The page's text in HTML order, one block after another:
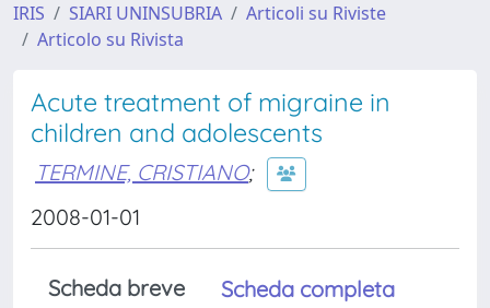
IRIS SIARI UNINSUBRIA
Articoli su Riviste
Articolo su Rivista
Acute treatment of migraine in
children and adolescents
TERMINE, CRISTIANO;
2008-01-01
Scheda breve
Scheda completa